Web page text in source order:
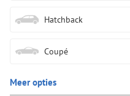
Hatchback
Coupé
Meer opties